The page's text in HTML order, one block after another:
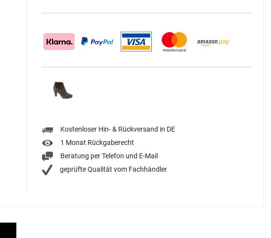
Kostenloser Hin- & Rückversand in DE
1 Monat Rückgaberecht
Beratung per Telefon und E-Mail
geprüfte Qualität vom Fachhändler